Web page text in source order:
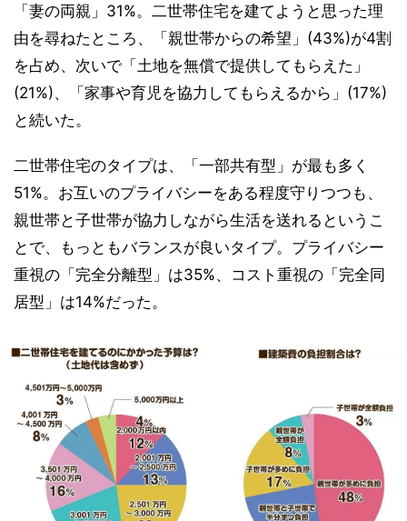
「妻の両親」31%。二世帯住宅を建てようと思った理
由を尋ねたところ、「親世帯からの希望」(43%)が4割
を占め、次いで「土地を無償で提供してもらえた」
(21%)、「家事や育児を協力してもらえるから」(17%)
と続いた。
二世帯住宅のタイプは、「一部共有型」が最も多く
51%。お互いのプライバシーをある程度守りつつも、
親世帯と子世帯が協力しながら生活を送れるというこ
とで、もっともバランスが良いタイプ。プライバシー
重視の「完全分離型」は35%、コスト重視の「完全同
居型」は14%だった。